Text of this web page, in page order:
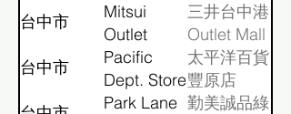
Phase1
台中市
Mitsui
Outlet
Park
Taichung
三井台中港
Outlet Mall
01
台中市
Pacific
Dept. Store
(FengYuan)
太平洋百貨
豐原店
Park Lane 勤美誠品綠